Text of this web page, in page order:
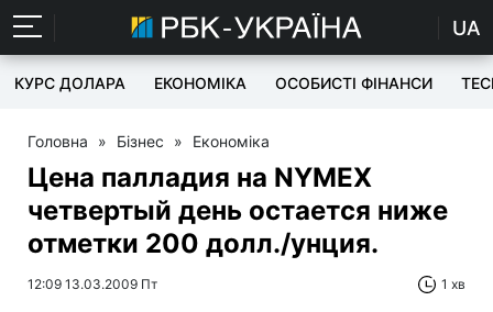
UA
КУРС ДОЛАРА ЕКОНОМІКА ОСОБИСТІ ФІНАНСИ
Головна » Бізнес » Економіка
Цена палладия на NYMEX
четвертый день остается ниже
отметки 200 долл./унция.
12:09 13.03.2009 Пт 1 хв